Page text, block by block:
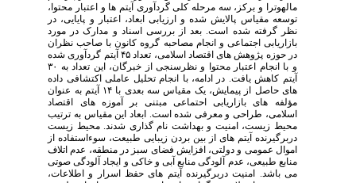
مالهوترا و برکز، سه مرحله کلی گردآوری آیتمها و اعتبار محتوا،
توسعه مقیاس پالایش شده و ارزیابی ابعاد، اعتبار و پایایی، در
نظر گرفته شده است. بعد از بررسی اسناد و مدارک در مورد
بازاریابی اجتماعی و انجام مصاحبه گروه کانون با صاحبنظران
در حوزه پژوهش
های اقتصاد اسلامی، تعداد ۴۵ آیتم گردآوری شده
و با انجام اعتبار محتوا و نظرسنجی از خبرگان، این تعداد به ۳۰
آیتم کاهش یافت. در ادامه، با انجام تحلیل عاملی اکتشافی داده
های حاصل از پیمایش، یک مقیاس سه بعدی با ۱۴ آیتم به عنوان
مؤلفههای بازاریابی احتماعی مبتنی بر آموزههای اقتصاد
اسلامی، طراحی و معرفی شده است. ابعاد این مقیاس به ترتیب
محیطزیست، امنیت و بهداشت نامگذاری شدند. محیطزیست
دربرگیرنده آیتمهای از بین بردن زیبایی طبیعت، سوءاستفاده از
اموال عمومی و دولتی، افزایش فضای سبز در منطقه، عدماتلاف
منابع طبیعی، عدمآلودگی منابع آبی و خاکی و ایجاد آلودگی صوتی
می ‌باشد. امنیت دربرگیرنده آیتمهای حفظ اسرار و اطلاعات،